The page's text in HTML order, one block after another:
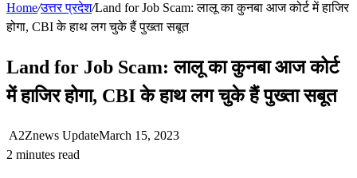
Home/उत्तर प्रदेश/Land for Job Scam: लालू का कुनबा आज कोर्ट में हाजिर
होगा, CBI के हाथ लग चुके हैं पुख्ता सबूत
Land for Job Scam: लालू का कुनबा आज कोर्ट
में हाजिर होगा, CBI के हाथ लग चुके हैं पुख्ता सबूत
A2Znews UpdateMarch 15, 2023
2 minutes read